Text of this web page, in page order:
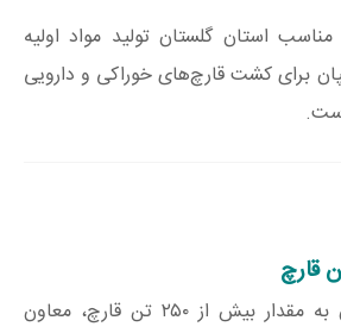
استان گلستان تولید مواد اولیه
برای کشت قارچ‌های خوراکی و دارویی
تولید قارچ در گلستان به مقدار بیش از ۲۵۰ تن قارچ، معاون